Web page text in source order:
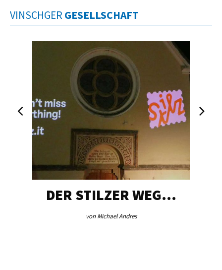
VINSCHGER GESELLSCHAFT
DER STILZER WEG…
von Michael Andres